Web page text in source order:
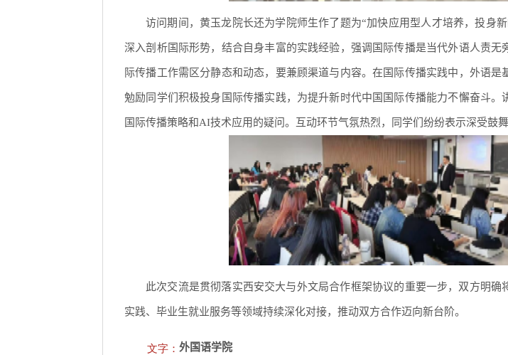
访问期间，黄玉龙院长还为学院师生作了题为“加快应用型人才培养，投身
深入剖析国际形势，结合自身丰富的实践经验，强调国际传播是当代外语人责无
际传播工作需区分静态和动态，要兼顾渠道与内容。在国际传播实践中，外语是
勉励同学们积极投身国际传播实践，为提升新时代中国国际传播能力不懈奋斗。
国际传播策略和AI技术应用的疑问。互动环节气氛热烈，同学们纷纷表示深受鼓舞
此次交流是贯彻落实西安交大与外文局合作框架协议的重要一步，双方明确
实践、毕业生就业服务等领域持续深化对接，推动双方合作迈向新台阶。
文字： 外国语学院